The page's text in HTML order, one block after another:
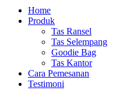
Home
Produk
Tas Ransel
Tas Selempang
Goodie Bag
Tas Kantor
Cara Pemesanan
Testimoni